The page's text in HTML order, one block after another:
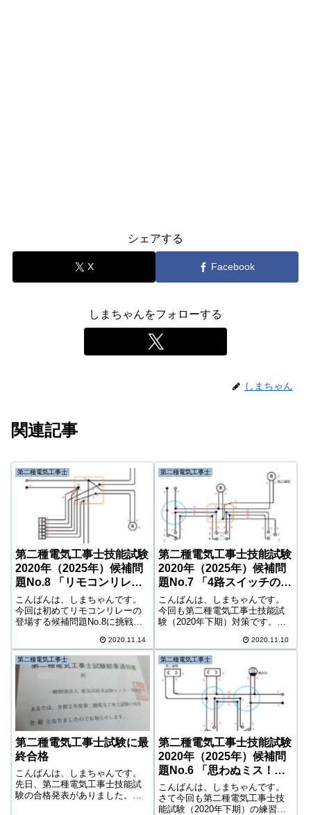
シェアする
X Facebook
しまちゃんをフォローする
しまちゃん
関連記事
第二種電気工事士
第二種電気工事士技能試験
2020年（2025年）候補問
題No.8 「リモコンリレー
で自己最速記録更新!?」の
巻
こんばんは、しまちゃんです。
今回は初めてリモコンリレーの
登場する候補問題No.8に挑戦で
んてわからん・・」と思ってい
ましたが、結線自体はそこまで
難しいものではなく、いわゆる
「スイッチの集合体」と考えれ
ばよかったの...
2020.11.14
第二種電気工事士
第二種電気工事士技能試験
2020年（2025年）候補問
題No.7 「4路スイッチの接
続失敗！」の巻
こんばんは、しまちゃんです。
今回も第二種電気工事士技能試
験（2020年下期）対策です。こ
No.7まできました。ところで、
今年の試験は予定通りちゃんと
行われるんだろうか・・。一種
の方はコロナの影響で試験日程
が変更とな...
2020.11.10
第二種電気工事士
第二種電気工事士試験に最
終合格
こんばんは、しまちゃんです。
先日、第二種電気工事士技能試
験の合格発表がありました。ア
第二種電気工事士
第二種電気工事士技能試験
2020年（2025年）候補問
題No.6 「思わぬミス！＆
露出型コンセント」の巻
こんばんは、しまちゃんです。
さて今回も第二種電気工事士技
能試験（2020年下期）の練習